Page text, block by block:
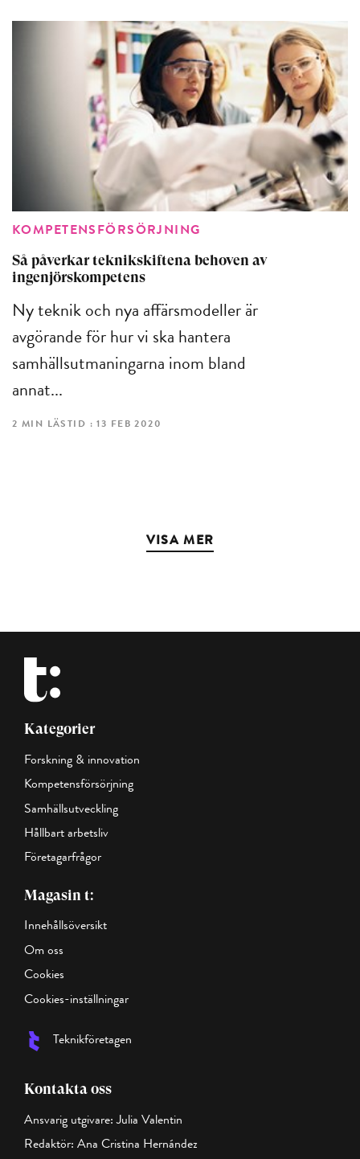
KOMPETENSFÖRSÖRJNING
Så påverkar teknikskiftena behoven av
ingenjörskompetens
Ny teknik och nya affärsmodeller är
avgörande för hur vi ska hantera
samhällsutmaningarna inom bland
annat...
2 MIN LÄSTID : 13 FEB 2020
VISA MER
Kategorier
Forskning & innovation
Kompetensförsörjning
Samhällsutveckling
Hållbart arbetsliv
Företagarfrågor
Magasin t:
Innehållsöversikt
Om oss
Cookies
Cookies-inställningar
Teknikföretagen
Kontakta oss
Ansvarig utgivare: Julia Valentin
Redaktör: Ana Cristina Hernández